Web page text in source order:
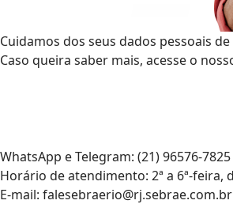
Cuidamos dos seus dados pessoais
Caso queira saber mais, acesse o
WhatsApp e Telegram: (21) 96576-7825
Horário de atendimento: 2ª a 6ª-feira,
E-mail: falesebraerio@rj.sebrae.com.br